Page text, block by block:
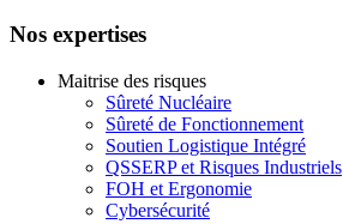
Nos expertises
Maitrise des risques
Sûreté Nucléaire
Sûreté de Fonctionnement
Soutien Logistique Intégré
QSSERP et Risques Industriels
FOH et Ergonomie
Cybersécurité